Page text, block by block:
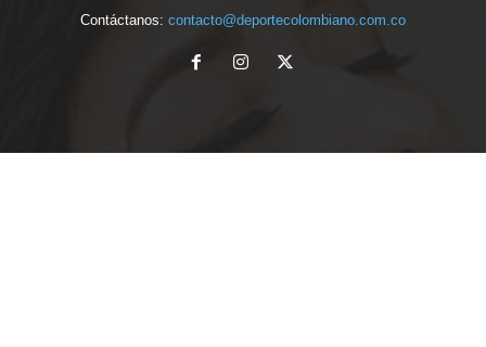
Contáctanos: contacto@deportecolombiano.com.co